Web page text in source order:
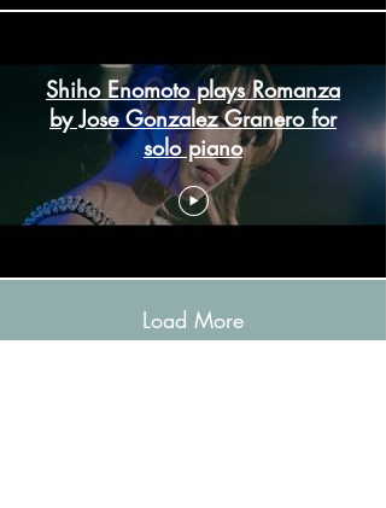
Shiho Enomoto plays Romanza
by Jose Gonzalez Granero for
solo piano
Load More